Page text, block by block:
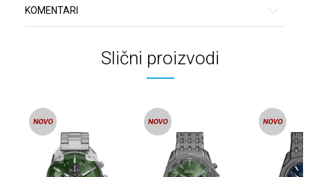
KOMENTARI
Slični proizvodi